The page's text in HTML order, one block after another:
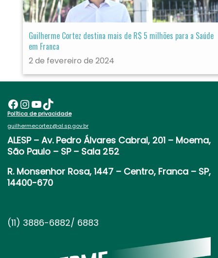
Guilherme Cortez destina mais de R$ 5 milhões para a Saúde
em Franca
2 de fevereiro de 2024
Facebook InstagramYoutube TikTok
Política de privacidade
guilhermecortez@al.sp.gov.br
ALESP – Av. Pedro Álvares Cabral, 201 – Moema,
São Paulo – SP – Sala 252
R. Monsenhor Rosa, 1447 – Centro, Franca – SP,
14400-670
(11) 3886-6882/ 6883